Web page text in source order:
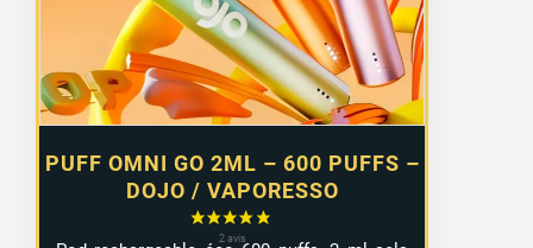
PUFF OMNI GO 2ML – 600 PUFFS –
DOJO / VAPORESSO